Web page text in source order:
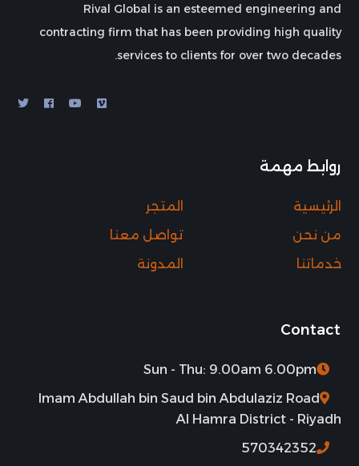
Rival Global is an esteemed engineering and
contracting firm that has been providing high quality
services to clients for over two decades.
روابط مهمة
المتجر
الرئيسية
تواصل معنا
من نحن
المدونة
خدماتنا
Contact
Sun - Thu: 9.00am 6.00pm
Imam Abdullah bin Saud bin Abdulaziz Road
Al Hamra District - Riyadh
570342352